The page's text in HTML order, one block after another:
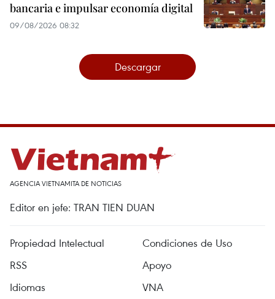
bancaria e impulsar economía digital
09/08/2026 08:32
Descargar
AGENCIA VIETNAMITA DE NOTICIAS
Editor en jefe: TRAN TIEN DUAN
Propiedad Intelectual
Condiciones de Uso
RSS
Apoyo
Idiomas
VNA